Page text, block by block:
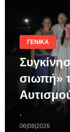
ΓΕΝΙΚΆ
σιωπή»
.
06|08|2026